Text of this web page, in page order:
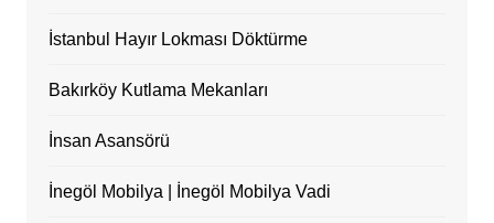
İstanbul Hayır Lokması Döktürme
Bakırköy Kutlama Mekanları
İnsan Asansörü
İnegöl Mobilya | İnegöl Mobilya Vadi